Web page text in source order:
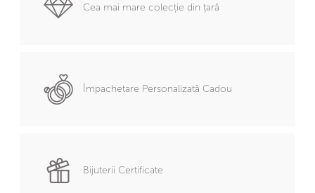
Cea mai mare colecție din țară
Împachetare Personalizată Cadou
Bijuterii Certificate